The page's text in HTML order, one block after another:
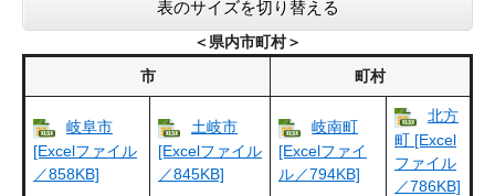
表のサイズを切り替える
＜県内市町村＞
市
町村
岐阜市
[Excelファイル
／858KB]
土岐市
[Excelファイル
／845KB]
岐南町
[Excelファイ
ル／794KB]
北方
町 [Excel
ファイル
／786KB]